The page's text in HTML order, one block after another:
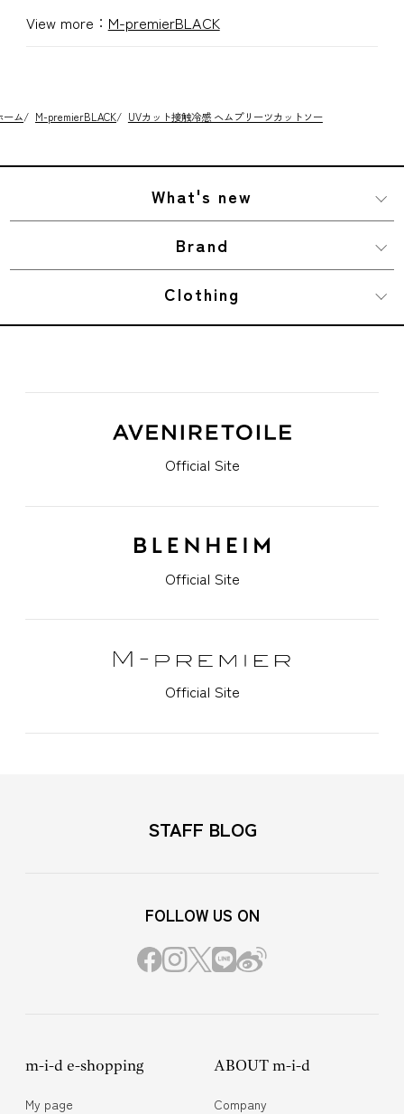
View more： M-premierBLACK
ーム/ M-premierBLACK/ UVカット接触冷感 ヘムプリーツカットソー
What's new
Brand
Clothing
Official Site
Official Site
Official Site
STAFF BLOG
FOLLOW US ON
m-i-d e-shopping
My page
ABOUT m-i-d
Company